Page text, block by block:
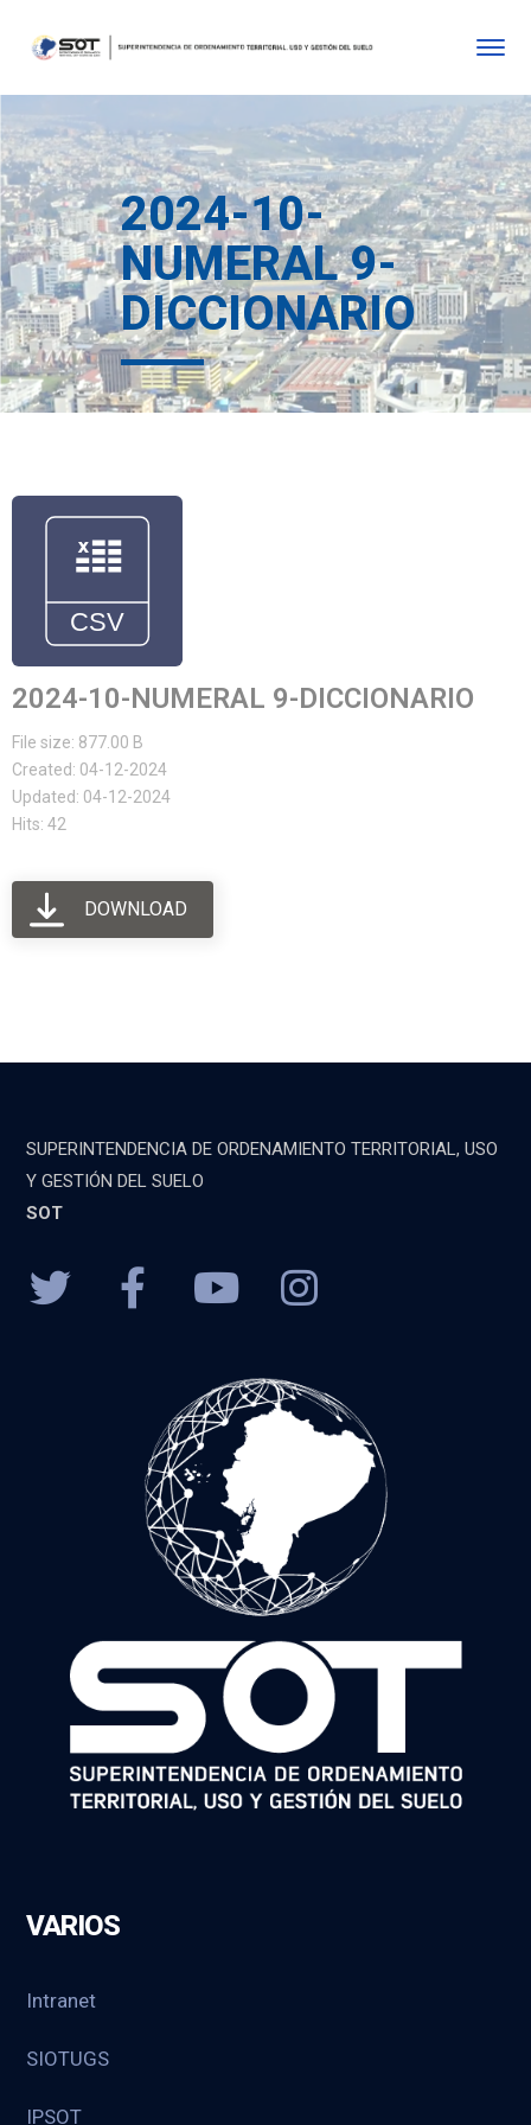
2024-10-
NUMERAL 9-
DICCIONARIO
2024-10-NUMERAL 9-DICCIONARIO
File size: 877.00 B
Created: 04-12-2024
Updated: 04-12-2024
Hits: 42
DOWNLOAD
SUPERINTENDENCIA DE ORDENAMIENTO TERRITORIAL, USO
Y GESTIÓN DEL SUELO
SOT
VARIOS
Intranet
SIOTUGS
IPSOT